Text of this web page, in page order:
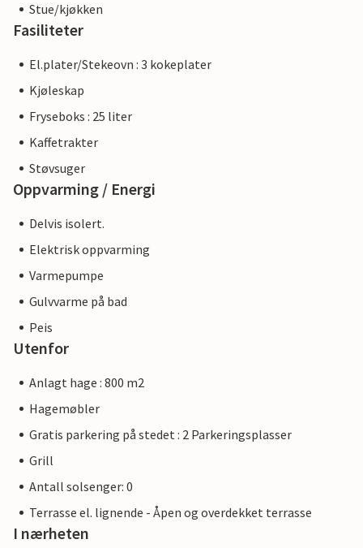
Stue/kjøkken
Fasiliteter
El.plater/Stekeovn : 3 kokeplater
Kjøleskap
Fryseboks : 25 liter
Kaffetrakter
Støvsuger
Oppvarming / Energi
Delvis isolert.
Elektrisk oppvarming
Varmepumpe
Gulvvarme på bad
Peis
Utenfor
Anlagt hage : 800 m2
Hagemøbler
Gratis parkering på stedet : 2 Parkeringsplasser
Grill
Antall solsenger: 0
Terrasse el. lignende - Åpen og overdekket terrasse
I nærheten